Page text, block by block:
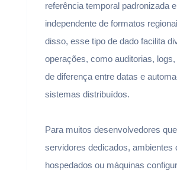
referência temporal padronizada e
independente de formatos
disso, esse tipo de dado facilita
operações, como auditorias,
de diferença entre datas e
sistemas distribuídos.
Para muitos desenvolvedores
servidores dedicados, ambientes
hospedados ou máquinas